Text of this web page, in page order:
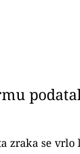
zraka se vrlo